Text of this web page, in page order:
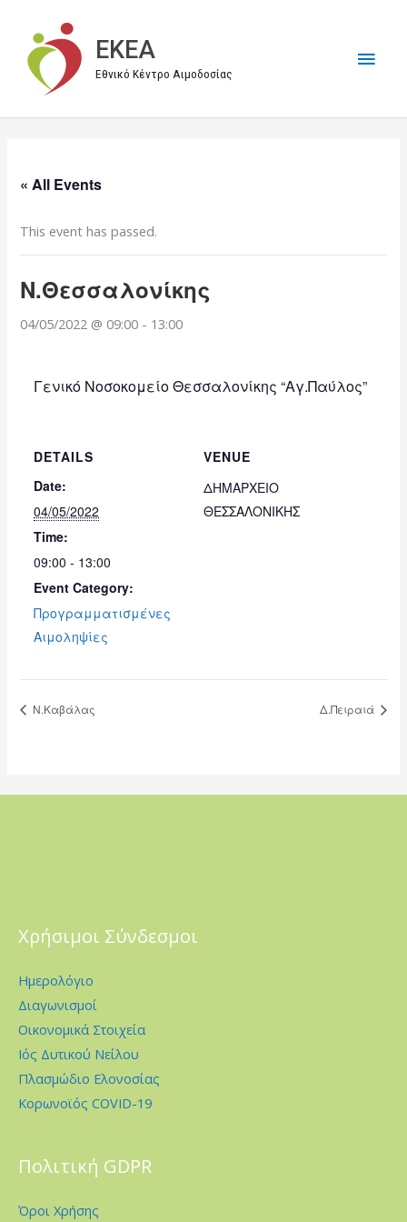
περιεχόμενο
EKEA
Εθνικό Κέντρο Αιμοδοσίας
« All Events
This event has passed.
Ν.Θεσσαλονίκης
04/05/2022 @ 09:00 - 13:00
Γενικό Νοσοκομείο Θεσσαλονίκης “Αγ.Παύλος”
DETAILS
Date:
04/05/2022
Time:
09:00 - 13:00
Event Category:
Προγραμματισμένες
Αιμοληψίες
VENUE
ΔΗΜΑΡΧΕΙΟ
ΘΕΣΣΑΛΟΝΙΚΗΣ
Ν.Καβάλας Δ.Πειραιά
Χρήσιμοι Σύνδεσμοι
Ημερολόγιο
Διαγωνισμοί
Οικονομικά Στοιχεία
Ιός Δυτικού Νείλου
Πλασμώδιο Ελονοσίας
Κορωνοϊός COVID-19
Πολιτική GDPR
Όροι Χρήσης